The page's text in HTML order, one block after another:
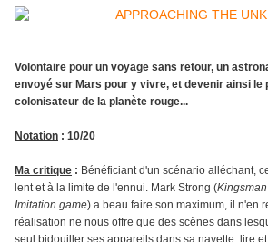
Volontaire pour un voyage sans retour, un
envoyé sur Mars pour y vivre, et devenir ainsi le
colonisateur de la planète rouge...
Notation : 10/20
Ma critique : Bénéficiant d'un scénario alléchant,
lent et à la limite de l'ennui. Mark Strong (
Imitation game) a beau faire son maximum, il n'en
réalisation ne nous offre que des scènes dans
seul bidouiller ses appareils dans sa navette, lire